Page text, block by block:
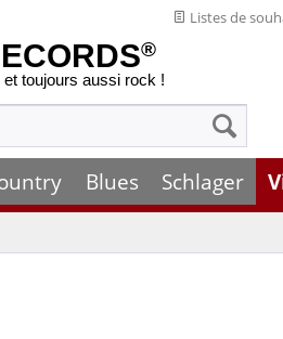
Listes de
®
toujours aussi rock !
Blues Schlager